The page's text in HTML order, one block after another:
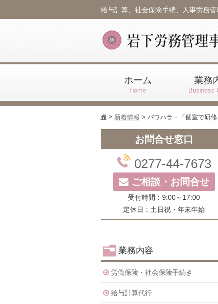
給与計算、社会保険手続、人事労務
ホーム
Home
業務
Business
h> 新着情報 > パワハラ・「個室で研
お問合せ窓口
0277-44-7673
ご相談・お問合せ
受付時間：9:00～17:00
定休日：土日祝・年末年始
業務内容
労働保険・社会保険手続き
給与計算代行